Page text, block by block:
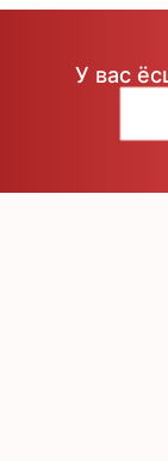
У вас